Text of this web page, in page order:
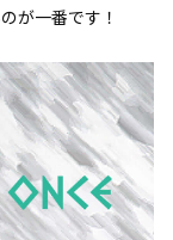
が一番です！